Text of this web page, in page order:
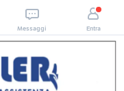
Messaggi Entra